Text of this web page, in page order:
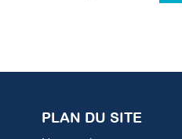
PLAN DU SITE